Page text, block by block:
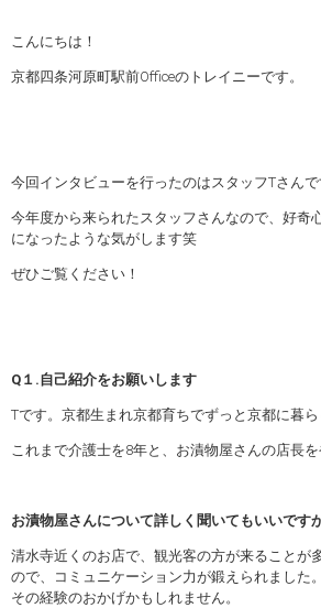
こんにちは！
京都四条河原町駅前Officeのトレイニーです。
今回インタビューを行ったのはスタッフTさんで
今年度から来られたスタッフさんなので、好奇
になったような気がします笑
ぜひご覧ください！
Q１.自己紹介をお願いします
Tです。京都生まれ京都育ちでずっと京都に暮ら
これまで介護士を8年と、お漬物屋さんの店長を
お漬物屋さんについて詳しく聞いてもいいです
清水寺近くのお店で、観光客の方が来ることが
ので、コミュニケーション力が鍛えられました
その経験のおかげかもしれません。